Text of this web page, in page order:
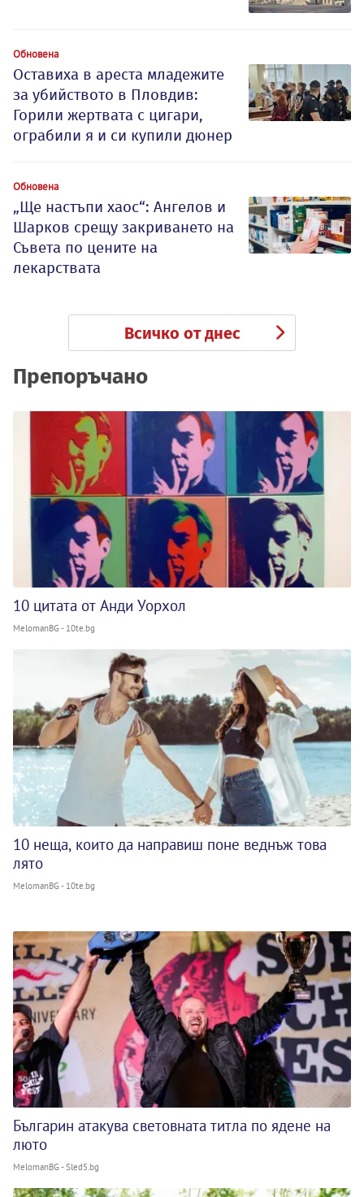
Обновена
Оставиха в ареста младежите
за убийството в Пловдив:
Горили жертвата с цигари,
ограбили я и си купили дюнер
Обновена
„Ще настъпи хаос“: Ангелов и
Шарков срещу закриването на
Съвета по цените на
лекарствата
Всичко от днес
Препоръчано
10 цитата от Анди Уорхол
MelomanBG - 10te.bg
10 неща, които да направиш поне веднъж това
лято
MelomanBG - 10te.bg
Българин атакува световната титла по ядене на
люто
MelomanBG - Sled5.bg